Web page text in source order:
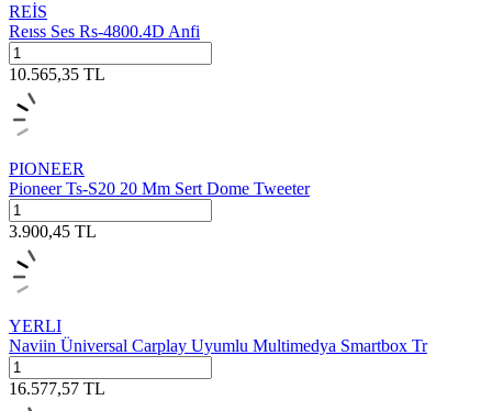
REİS
Reıss Ses Rs-4800.4D Anfi
10.565,35 TL
PIONEER
Pioneer Ts-S20 20 Mm Sert Dome Tweeter
3.900,45 TL
YERLI
Naviin Üniversal Carplay Uyumlu Multimedya Smartbox Tr
16.577,57 TL